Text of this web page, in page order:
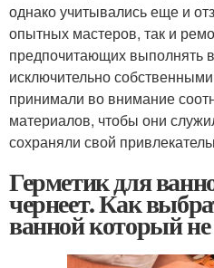
однако учитывались еще и
опытных мастеров, так и
предпочитающих выполнять
исключительно
принимали во внимание
материалов, чтобы они
сохраняли свой
Герметик для
чернеет. Как
ванной который не